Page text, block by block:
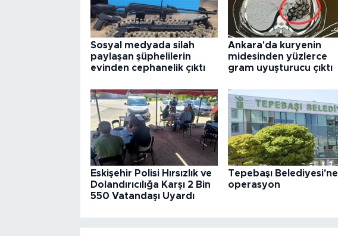
Sosyal medyada silah
paylaşan şüphelilerin
evinden cephanelik çıktı
Ankara'da kuryenin
midesinden yüzlerce
gram uyuşturucu çıktı
Eskişehir Polisi Hırsızlık ve
Dolandırıcılığa Karşı 2 Bin
550 Vatandaşı Uyardı
Tepebaşı Belediyesi'ne
operasyon